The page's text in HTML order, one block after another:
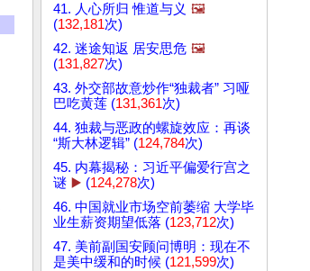
41. 人心所归 惟道与义 🖼️
(132,181次)
42. 迷途知返 居安思危 🖼️
(131,827次)
43. 外交部故意炒作“独裁者” 习哑
巴吃黄莲 (131,361次)
44. 独裁与恶政的螺旋效应：再谈
“斯大林逻辑” (124,784次)
45. 内幕揭秘：习近平偏爱行宫之
谜 ▶️ (124,278次)
46. 中国就业市场空前萎缩 大学毕
业生薪资期望低落 (123,712次)
47. 美前副国安顾问博明：现在不
是美中缓和的时候 (121,599次)